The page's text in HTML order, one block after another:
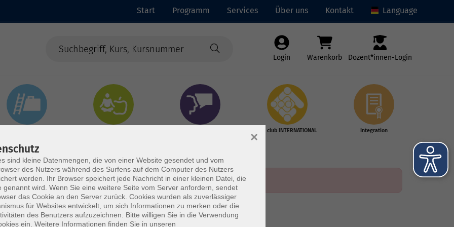
Start Programm Services Über uns Kontakt Language
Login Warenkorb Dozent*innen-Login
vhs club INTERNATIONAL Integration
sind kleine Datenmengen, die von einer Website gesendet und vom
des Nutzers während des Surfens auf dem Computer des Nutzers
werden. Ihr Browser speichert jede Nachricht in einer kleinen Datei, die
genannt wird. Wenn Sie eine weitere Seite vom Server anfordern, sendet
das Cookie an den Server zurück. Cookies wurden als zuverlässiger
für Websites entwickelt, um sich Informationen zu merken oder die
des Benutzers aufzuzeichnen. Bitte willigen Sie in die Verwendung
ein. Weitere Informationen finden Sie in unseren
×